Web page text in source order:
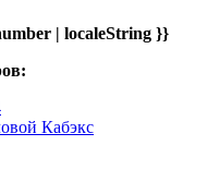
| localeString }}
Кабэкс